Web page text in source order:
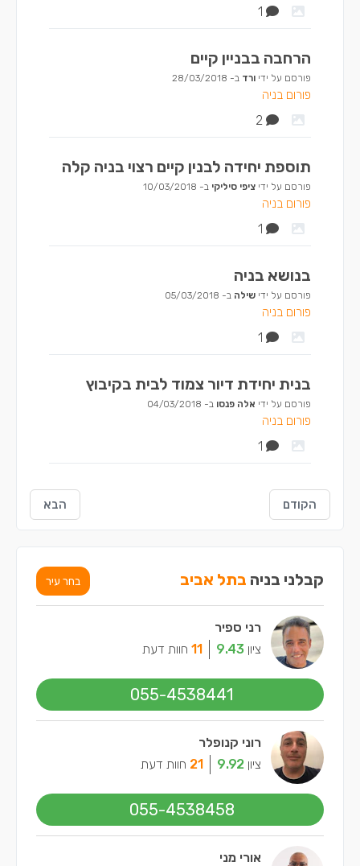
1
הרחבה בבניין קיים
פורסם על ידי ורד ב- 28/03/2018
פורום בניה
2
תוספת יחידה לבנין קיים רצוי בניה קלה
פורסם על ידי ציפי סיליקי ב- 10/03/2018
פורום בניה
1
בנושא בניה
פורסם על ידי שילה ב- 05/03/2018
פורום בניה
1
בנית יחידת דיור צמוד לבית בקיבוץ
פורסם על ידי אלה פנסו ב- 04/03/2018
פורום בניה
1
הקודם הבא
קבלני בניה בתל אביב בחר עיר
רני ספיר
ציון 9.43
11 חוות דעת
055-4538441
רוני קנופלר
ציון 9.92
21 חוות דעת
055-4538458
אורי מני